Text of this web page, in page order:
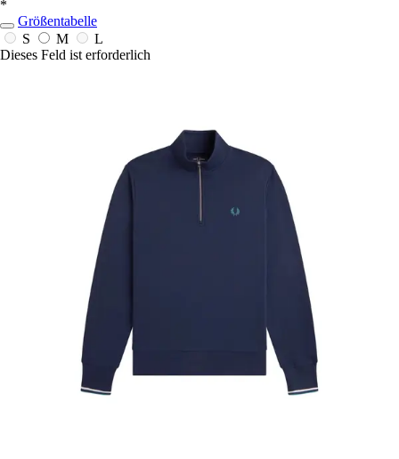
*
Größentabelle
S
M
L
Dieses Feld ist erforderlich